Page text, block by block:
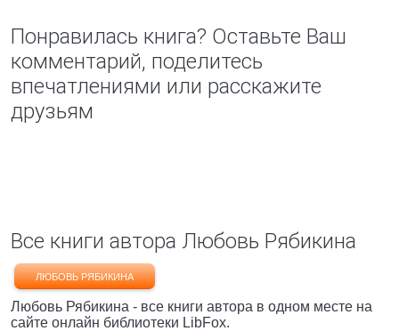
Понравилась книга? Оставьте Ваш
комментарий, поделитесь
впечатлениями или расскажите
друзьям
Все книги автора Любовь Рябикина
ЛЮБОВЬ РЯБИКИНА
Любовь Рябикина - все книги автора в одном месте на
сайте онлайн библиотеки LibFox.